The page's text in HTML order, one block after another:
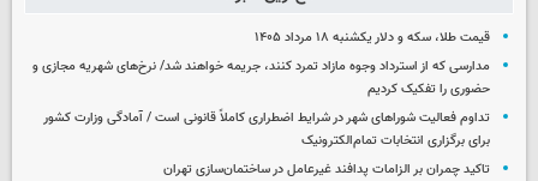
قیمت طلا، سکه و دلار یکشنبه ۱۸ مرداد ۱۴۰۵
مدارسی که از استرداد وجوه مازاد تمرد کنند، جریمه خواهند شد/ نرخ‌های شهریه مجازی و
حضوری را تفکیک کردیم
تداوم فعالیت شوراهای شهر در شرایط اضطراری کاملاً قانونی است / آمادگی وزارت کشور
برای برگزاری انتخابات تمام‌الکترونیک
تاکید چمران بر الزامات پدافند غیرعامل در ساختمان‌سازی تهران